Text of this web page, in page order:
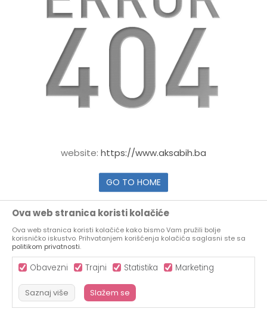
website: https://www.aksabih.ba
GO TO HOME
Ova web stranica koristi kolačiće
Ova web stranica koristi kolačiće kako bismo Vam pružili bolje
korisničko iskustvo. Prihvatanjem korišćenja kolačića saglasni ste sa
politikom privatnosti.
Obavezni Trajni Statistika Marketing
Saznaj više Slažem se